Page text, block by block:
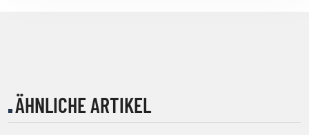
ÄHNLICHE ARTIKEL